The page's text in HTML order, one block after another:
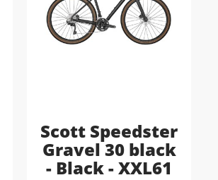
Scott Speedster
Gravel 30 black
- Black - XXL61